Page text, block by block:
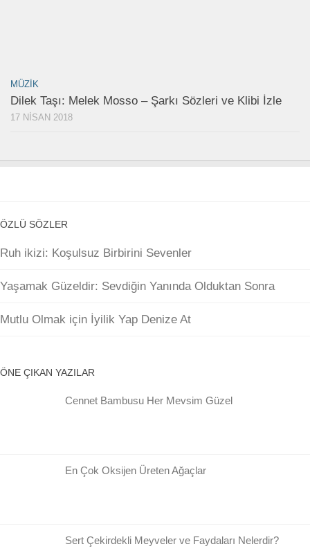
MÜZIK
Dilek Taşı: Melek Mosso – Şarkı Sözleri ve Klibi İzle
17 NISAN 2018
ÖZLÜ SÖZLER
Ruh ikizi: Koşulsuz Birbirini Sevenler
Yaşamak Güzeldir: Sevdiğin Yanında Olduktan Sonra
Mutlu Olmak için İyilik Yap Denize At
ÖNE ÇIKAN YAZILAR
Cennet Bambusu Her Mevsim Güzel
En Çok Oksijen Üreten Ağaçlar
Sert Çekirdekli Meyveler ve Faydaları Nelerdir?